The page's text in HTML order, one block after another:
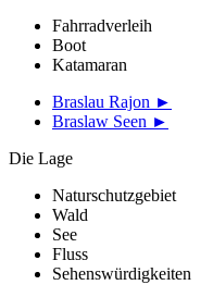
Fahrradverleih
Boot
Katamaran
Braslau Rajon ►
Braslaw Seen ►
Die Lage
Naturschutzgebiet
Wald
See
Fluss
Sehenswürdigkeiten